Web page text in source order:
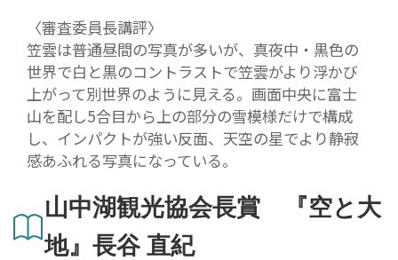
〈審査委員長講評〉
笠雲は普通昼間の写真が多いが、真夜中・黒色の
世界で白と黒のコントラストで笠雲がより浮かび
上がって別世界のように見える。画面中央に富士
山を配し5合目から上の部分の雪模様だけで構成
し、インパクトが強い反面、天空の星でより静寂
感あふれる写真になっている。
山中湖観光協会長賞 『空と大
地』長谷 直紀